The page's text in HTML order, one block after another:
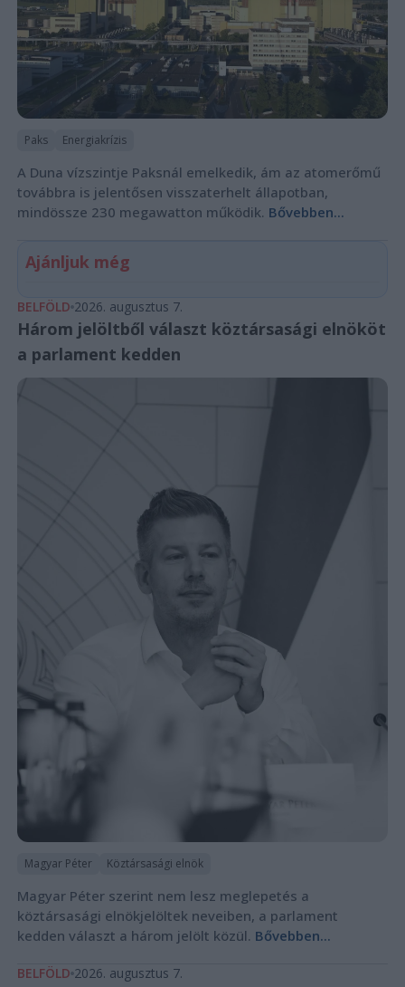
Paks Energiakrízis
A Duna vízszintje Paksnál emelkedik, ám az atomerőmű
továbbra is jelentősen visszaterhelt állapotban,
mindössze 230 megawatton működik. Bővebben...
Ajánljuk még
BELFÖLD 2026. augusztus 7.
Három jelöltből választ köztársasági elnököt
a parlament kedden
Magyar Péter Köztársasági elnök
Magyar Péter szerint nem lesz meglepetés a
köztársasági elnökjelöltek neveiben, a parlament
kedden választ a három jelölt közül. Bővebben...
BELFÖLD 2026. augusztus 7.